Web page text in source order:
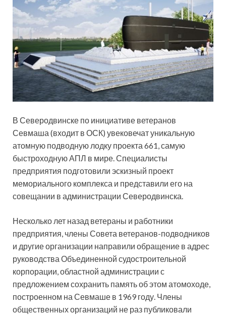
В Северодвинске по инициативе ветеранов
Севмаша (входит в ОСК) увековечат уникальную
атомную подводную лодку проекта 661, самую
быстроходную АПЛ в мире. Специалисты
предприятия подготовили эскизный проект
мемориального комплекса и представили его на
совещании в администрации Северодвинска.
Несколько лет назад ветераны и работники
предприятия, члены Совета ветеранов-подводников
и другие организации направили обращение в адрес
руководства Объединенной судостроительной
корпорации, областной администрации с
предложением сохранить память об этом атомоходе,
построенном на Севмаше в 1969 году. Члены
общественных организаций не раз публиковали